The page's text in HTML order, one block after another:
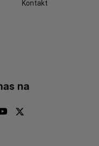
Kontakt
na